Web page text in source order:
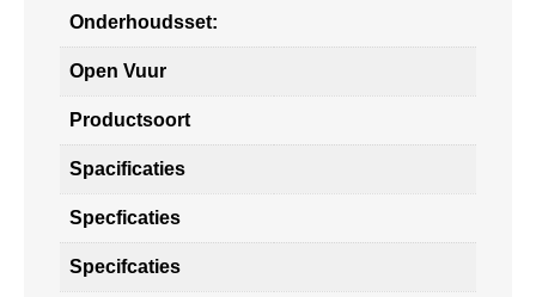
Onderhoudsset:
Open Vuur
Productsoort
Spacificaties
Specficaties
Specifcaties